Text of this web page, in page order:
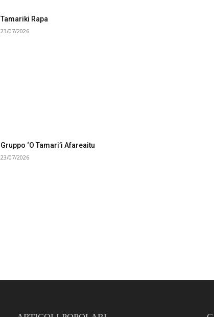
Tamariki Rapa
23/07/2026
Gruppo ‘O Tamari’i Afareaitu
23/07/2026